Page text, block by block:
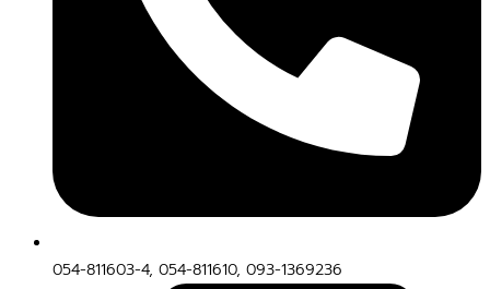
054-811603-4, 054-811610, 093-1369236